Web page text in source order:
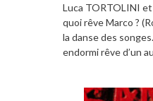
Luca TORTOLINI
quoi rêve Marco ?
la danse des
endormi rêve d’un